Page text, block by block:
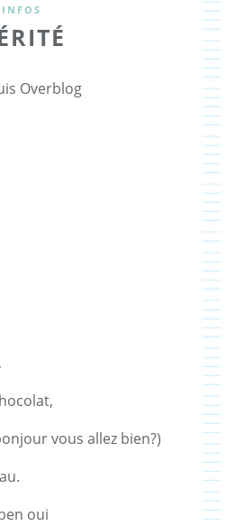
Overblog
vous allez bien?)
oui